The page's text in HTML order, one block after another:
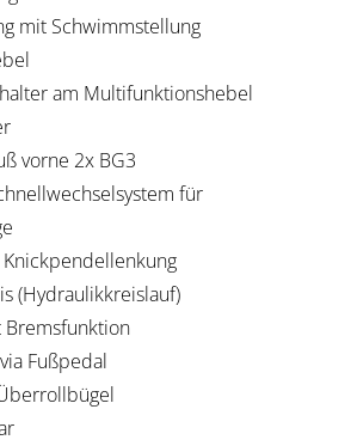
mit Schwimmstellung
am Multifunktionshebel
vorne 2x BG3
für
(Hydraulikkreislauf)
Bremsfunktion
Fußpedal